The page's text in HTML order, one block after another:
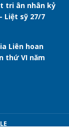
tri ân nhân kỷ
Liệt sỹ 27/7
Liên hoan
thứ VI năm